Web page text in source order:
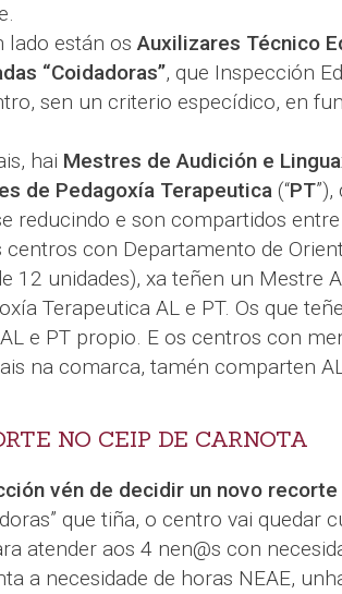
lado están osAuxilizares Técnico
“Coidadoras”, que Inspección
sen un criterio especídico, en
hai Mestres de Audición e
de Pedagoxía Terapeutica(“PT
reducindo e son compartidos
centros con Departamento de
12 unidades), xa teñen un Mestre
Terapeutica AL e PT. Os que
e PT propio. E os centros con
na comarca, tamén comparten
NO CEIP DE CARNOTA
vén de decidir un novo recorte
que tiña, o centro vai quedar
atender aos 4 nen@s con
a necesidade de horas NEAE,